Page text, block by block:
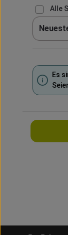
Alle
Sortieren
Es